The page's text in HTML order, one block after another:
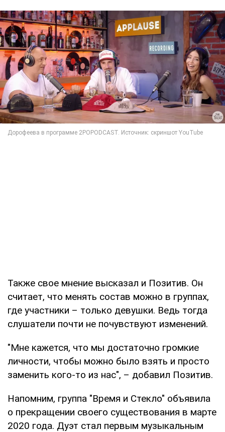
Также свое мнение высказал и Позитив. Он
считает, что менять состав можно в группах,
где участники – только девушки. Ведь тогда
слушатели почти не почувствуют изменений.
"Мне кажется, что мы достаточно громкие
личности, чтобы можно было взять и просто
заменить кого-то из нас", – добавил Позитив.
Напомним, группа "Время и Стекло" объявила
о прекращении своего существования в марте
2020 года. Дуэт стал первым музыкальным